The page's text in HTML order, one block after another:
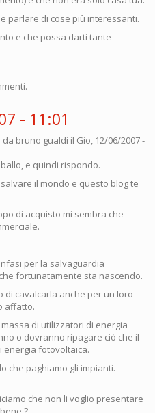
parlare di cose più interessanti.
e che possa darti tante
- 11:01
da bruno gualdi il Gio, 12/06/2007 -
e quindi rispondo.
il mondo e questo blog te
di acquisto mi sembra che
per la salvaguardia
fortunatamente sta nascendo.
di cavalcarla anche per un loro
affatto.
di utilizzatori di energia
o dovranno ripagare ciò che il
energia fotovoltaica.
che paghiamo gli impianti.
che non li voglio presentare